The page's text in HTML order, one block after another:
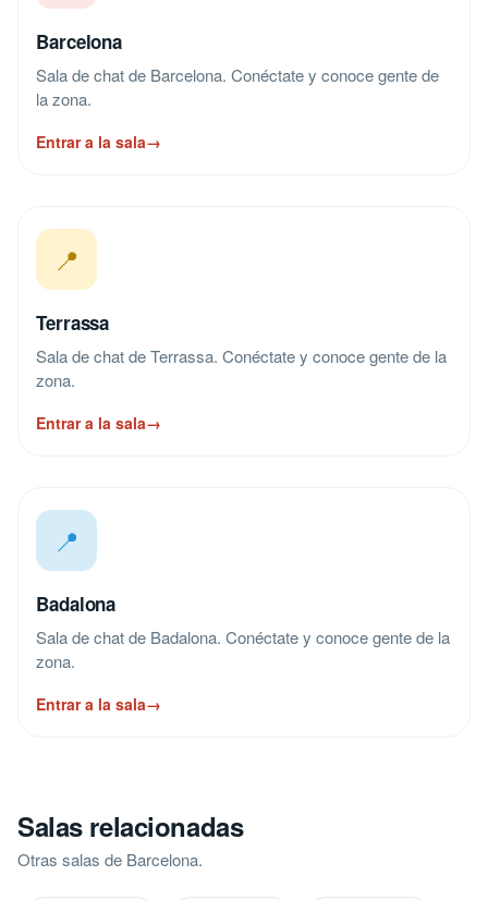
Barcelona
Sala de chat de Barcelona. Conéctate y conoce gente de
la zona.
Entrar a la sala→
📍
Terrassa
Sala de chat de Terrassa. Conéctate y conoce gente de la
zona.
Entrar a la sala→
📍
Badalona
Sala de chat de Badalona. Conéctate y conoce gente de la
zona.
Entrar a la sala→
Salas relacionadas
Otras salas de Barcelona.